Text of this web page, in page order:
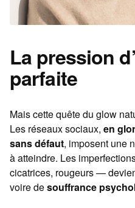
La pression
parfaite
Mais cette quête du glow
Les réseaux sociaux, en
sans défaut, imposent une
à atteindre. Les
cicatrices, rougeurs —
voire desouffrance